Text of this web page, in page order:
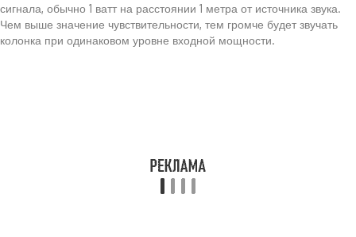
сигнала, обычно 1 ватт на расстоянии 1 метра от источника звука.
Чем выше значение чувствительности, тем громче будет звучать
колонка при одинаковом уровне входной мощности.